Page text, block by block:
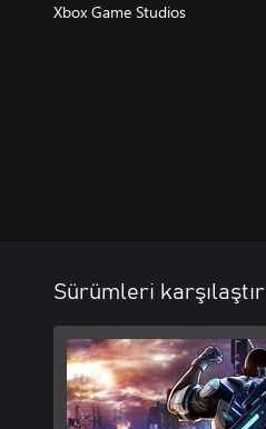
Xbox Game Studios
Sürümleri karşılaştır